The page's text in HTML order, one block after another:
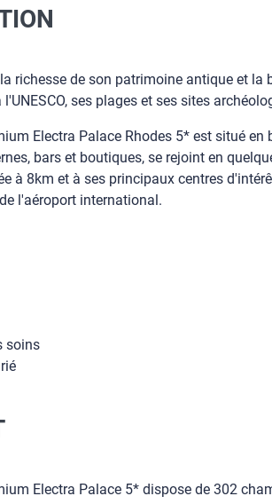
richesse de son patrimoine antique et
ses plages et ses sites
Electra Palace Rhodes 5* est situé
bars et boutiques, se rejoint en
à 8km et à ses principaux centres
l'aéroport international.
soins
Electra Palace 5* dispose de 302